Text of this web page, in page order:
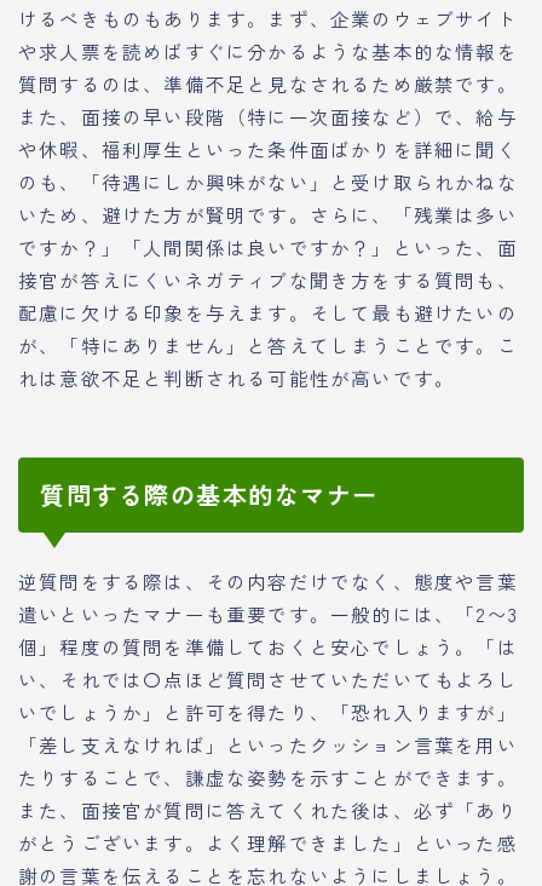
けるべきものもあります。まず、企業のウェブサイト
や求人票を読めばすぐに分かるような基本的な情報を
質問するのは、準備不足と見なされるため厳禁です。
また、面接の早い段階（特に一次面接など）で、給与
や休暇、福利厚生といった条件面ばかりを詳細に聞く
のも、「待遇にしか興味がない」と受け取られかねな
いため、避けた方が賢明です。さらに、「残業は多い
ですか？」「人間関係は良いですか？」といった、面
接官が答えにくいネガティブな聞き方をする質問も、
配慮に欠ける印象を与えます。そして最も避けたいの
が、「特にありません」と答えてしまうことです。こ
れは意欲不足と判断される可能性が高いです。
質問する際の基本的なマナー
逆質問をする際は、その内容だけでなく、態度や言葉
遣いといったマナーも重要です。一般的には、「2〜3
個」程度の質問を準備しておくと安心でしょう。「は
い、それでは〇点ほど質問させていただいてもよろし
いでしょうか」と許可を得たり、「恐れ入りますが」
「差し支えなければ」といったクッション言葉を用い
たりすることで、謙虚な姿勢を示すことができます。
また、面接官が質問に答えてくれた後は、必ず「あり
がとうございます。よく理解できました」といった感
謝の言葉を伝えることを忘れないようにしましょう。